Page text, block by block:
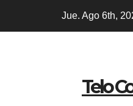
Jue. Ago 6th,
Telo